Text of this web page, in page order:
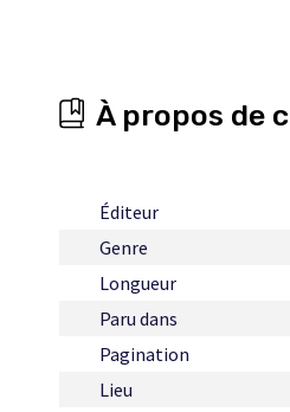
À propos de
Éditeur
Genre
Longueur
Paru dans
Pagination
Lieu